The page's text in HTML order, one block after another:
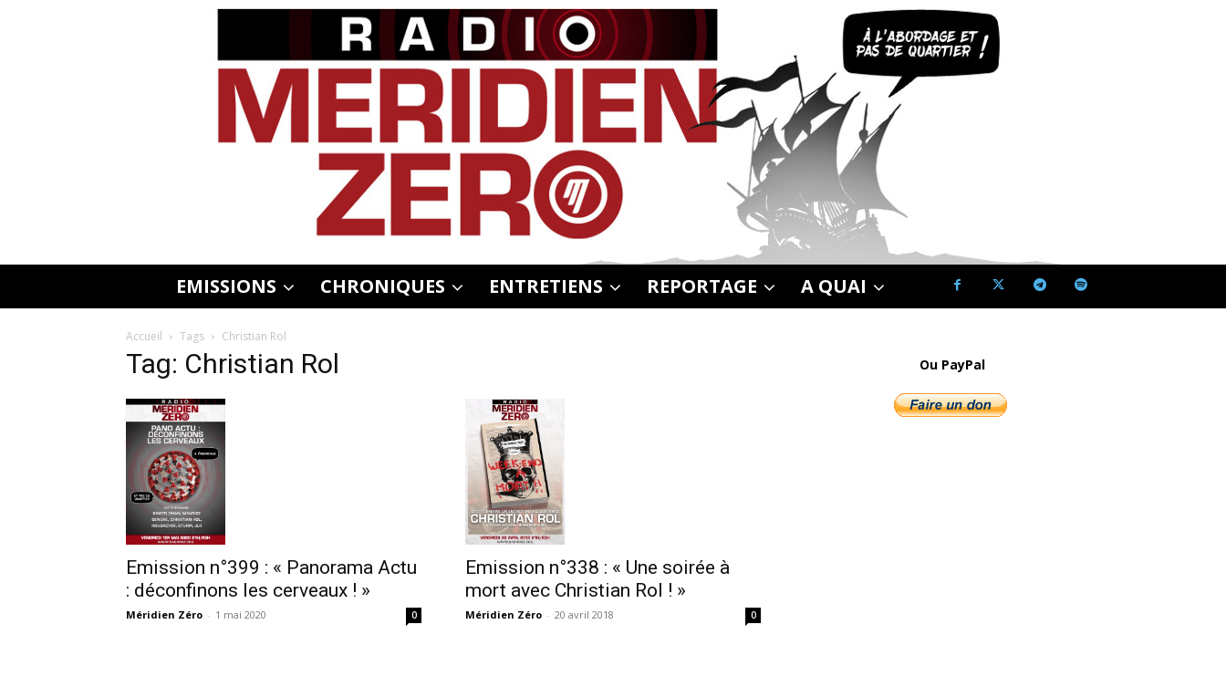
EMISSIONS CHRONIQUES ENTRETIENS REPORTAGE A QUAI
Accueil Tags Christian Rol
Tag: Christian Rol
Emission n°399 : « Panorama Actu
: déconfinons les cerveaux ! »
Méridien Zéro - 1 mai 2020 0
Emission n°338 : « Une soirée à
mort avec Christian Rol ! »
Méridien Zéro - 20 avril 2018 0
Ou PayPal